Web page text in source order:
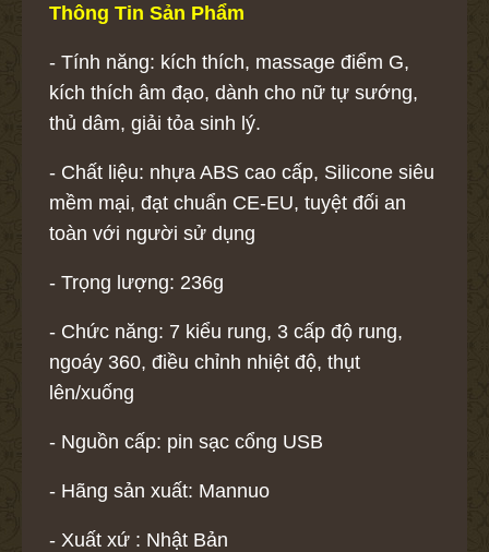
Thông Tin Sản Phẩm
- Tính năng: kích thích, massage điểm G,
kích thích âm đạo, dành cho nữ tự sướng,
thủ dâm, giải tỏa sinh lý.
- Chất liệu: nhựa ABS cao cấp, Silicone siêu
mềm mại, đạt chuẩn CE-EU, tuyệt đối an
toàn với người sử dụng
- Trọng lượng: 236g
- Chức năng: 7 kiểu rung, 3 cấp độ rung,
ngoáy 360, điều chỉnh nhiệt độ, thụt
lên/xuống
- Nguồn cấp: pin sạc cổng USB
- Hãng sản xuất: Mannuo
- Xuất xứ : Nhật Bản